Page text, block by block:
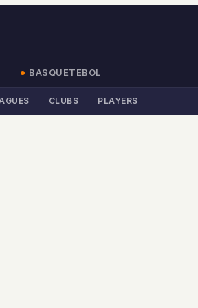
BASQUETEBOL
CLUBS PLAYERS